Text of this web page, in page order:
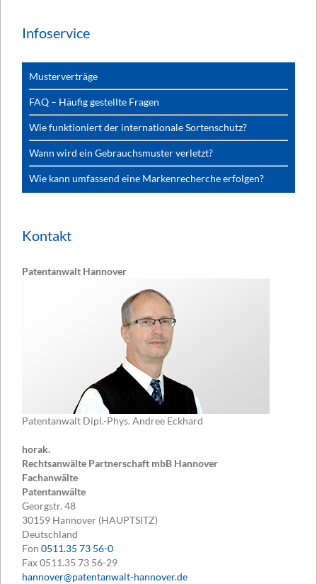
Infoservice
Musterverträge
FAQ – Häufig gestellte Fragen
Wie funktioniert der internationale Sortenschutz?
Wann wird ein Gebrauchsmuster verletzt?
Wie kann umfassend eine Markenrecherche erfolgen?
Kontakt
Patentanwalt Hannover
Patentanwalt Dipl.-Phys. Andree Eckhard
horak.
Rechtsanwälte Partnerschaft mbB Hannover
Fachanwälte
Patentanwälte
Georgstr. 48
30159 Hannover (HAUPTSITZ)
Deutschland
Fon 0511.35 73 56-0
Fax0511.35 73 56-29
hannover@patentanwalt-hannover.de